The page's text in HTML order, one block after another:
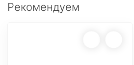
Рекомендуем